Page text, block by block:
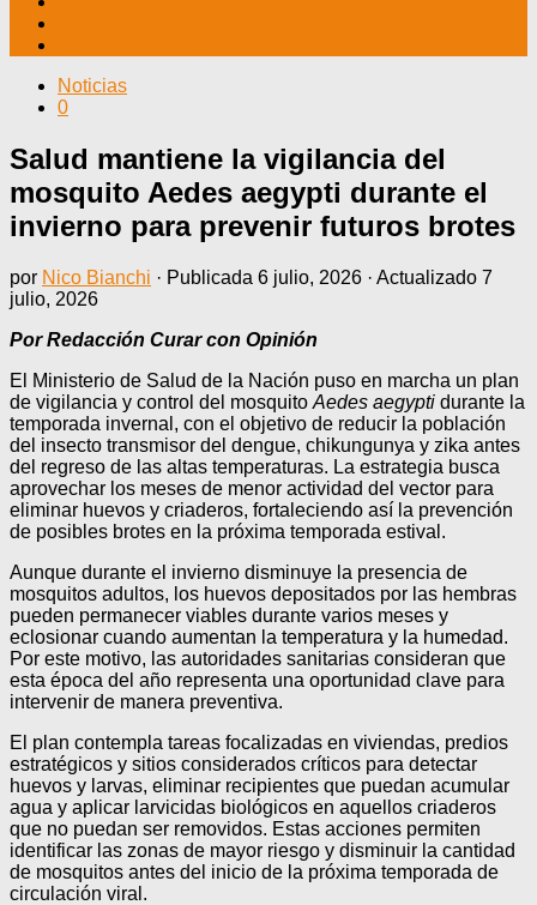
Noticias
0
Salud mantiene la vigilancia del
mosquito Aedes aegypti durante el
invierno para prevenir futuros brotes
por Nico Bianchi · Publicada 6 julio, 2026 · Actualizado 7
julio, 2026
Por Redacción Curar con Opinión
El Ministerio de Salud de la Nación puso en marcha un plan
de vigilancia y control del mosquito Aedes aegypti durante la
temporada invernal, con el objetivo de reducir la población
del insecto transmisor del dengue, chikungunya y zika antes
del regreso de las altas temperaturas. La estrategia busca
aprovechar los meses de menor actividad del vector para
eliminar huevos y criaderos, fortaleciendo así la prevención
de posibles brotes en la próxima temporada estival.
Aunque durante el invierno disminuye la presencia de
mosquitos adultos, los huevos depositados por las hembras
pueden permanecer viables durante varios meses y
eclosionar cuando aumentan la temperatura y la humedad.
Por este motivo, las autoridades sanitarias consideran que
esta época del año representa una oportunidad clave para
intervenir de manera preventiva.
El plan contempla tareas focalizadas en viviendas, predios
estratégicos y sitios considerados críticos para detectar
huevos y larvas, eliminar recipientes que puedan acumular
agua y aplicar larvicidas biológicos en aquellos criaderos
que no puedan ser removidos. Estas acciones permiten
identificar las zonas de mayor riesgo y disminuir la cantidad
de mosquitos antes del inicio de la próxima temporada de
circulación viral.